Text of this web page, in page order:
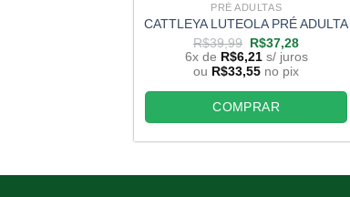
PRÉ ADULTAS
CATTLEYA LUTEOLA PRÉ ADULTA
R$39,99 O
preço
original
era:
R$39,99.
R$37,28O
preço
atual
é:
R$37,28.
6x de R$6,21 s/ juros
ou R$33,55 no pix
COMPRAR